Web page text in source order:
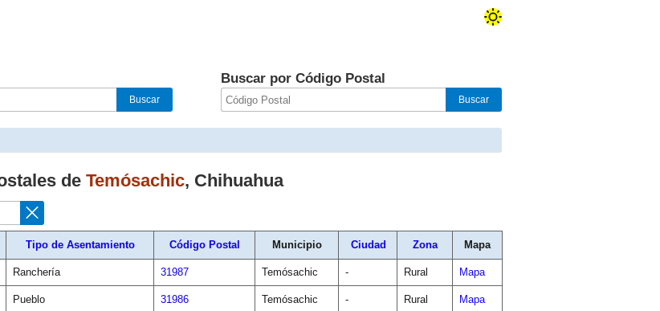
Buscar por Código Postal
de Temósachic, Chihuahua
Tipo de Asentamiento Código Postal Municipio Ciudad Zona Mapa
Ranchería 31987 Temósachic - Rural Mapa
Pueblo 31986 Temósachic - Rural Mapa